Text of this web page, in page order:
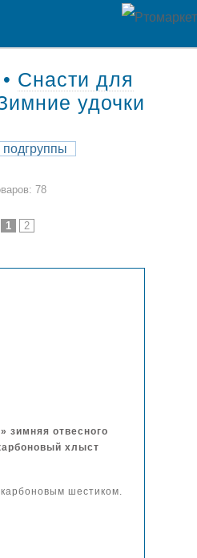
• Снасти для
удочки
78
1 2
зимняя отвесного
хлыст
шестиком.